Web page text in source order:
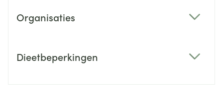
Organisaties
Dieetbeperkingen